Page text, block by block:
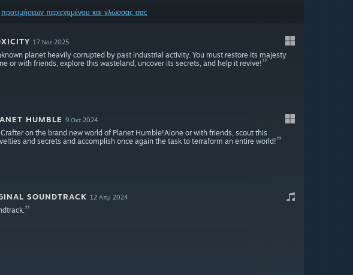
προτιμήσεων περιεχομένου και γλώσσας σας
17 Νοε 2025
planet heavily corrupted by past industrial activity. You must restore its majesty
or with friends, explore this wasteland, uncover its secrets, and help it revive!
HUMBLE 9 Οκτ 2024
on the brand new world of Planet Humble!Alone or with friends, scout this
and secrets and accomplish once again the task to terraform an entire world!
SOUNDTRACK 12 Απρ 2024